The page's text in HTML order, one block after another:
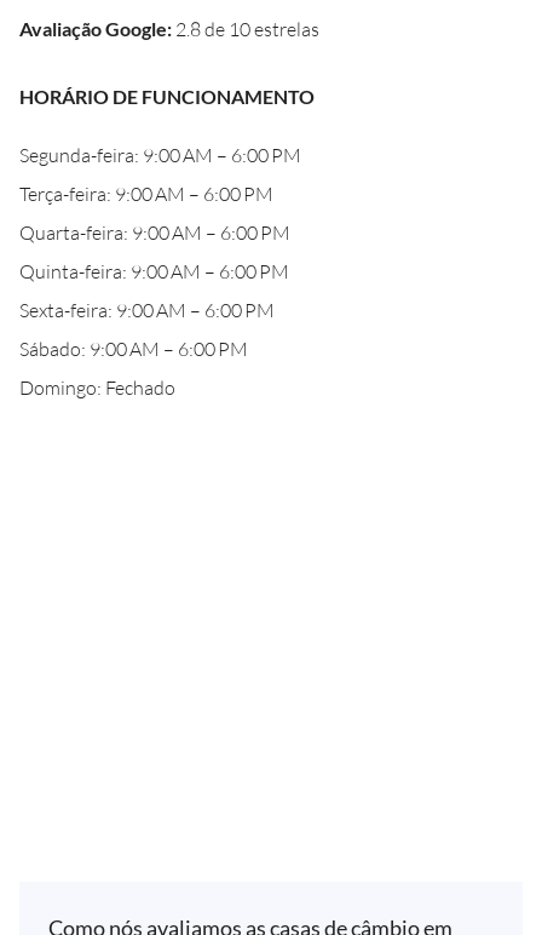
Avaliação Google: 2.8 de 10 estrelas
HORÁRIO DE FUNCIONAMENTO
Segunda-feira: 9:00 AM – 6:00 PM
Terça-feira: 9:00 AM – 6:00 PM
Quarta-feira: 9:00 AM – 6:00 PM
Quinta-feira: 9:00 AM – 6:00 PM
Sexta-feira: 9:00 AM – 6:00 PM
Sábado: 9:00 AM – 6:00 PM
Domingo: Fechado
Como nós avaliamos as casas de câmbio em